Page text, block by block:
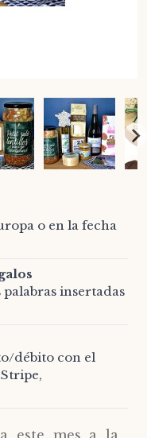
o en la fecha
insertadas
débito con el
este mes a la